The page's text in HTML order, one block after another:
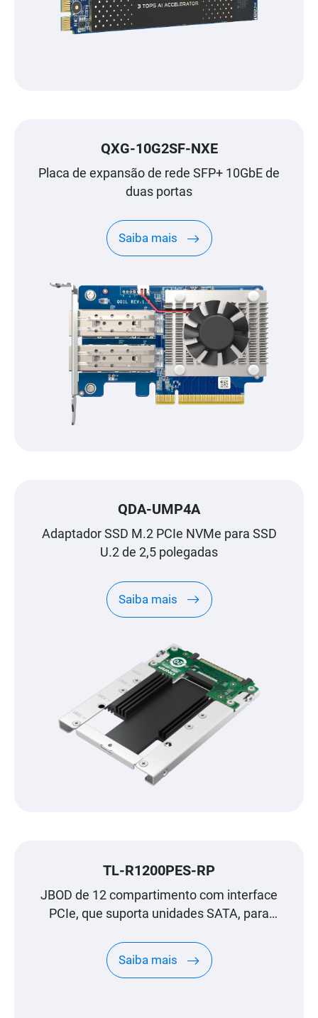
QXG-10G2SF-NXE
Placa de expansão de rede SFP+ 10GbE de
duas portas
Saiba mais
QDA-UMP4A
Adaptador SSD M.2 PCIe NVMe para SSD
U.2 de 2,5 polegadas
Saiba mais
TL-R1200PES-RP
JBOD de 12 compartimento com interface
PCIe, que suporta unidades SATA, para
especificamente para NAS QNAP
Saiba mais